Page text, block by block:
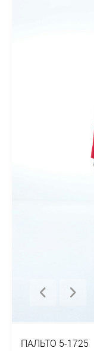
ПАЛЬТО 5-1725